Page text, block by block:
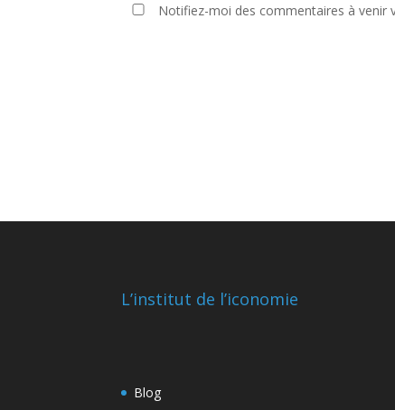
Notifiez-moi des commentaires à venir
L’institut de l’iconomie
Blog